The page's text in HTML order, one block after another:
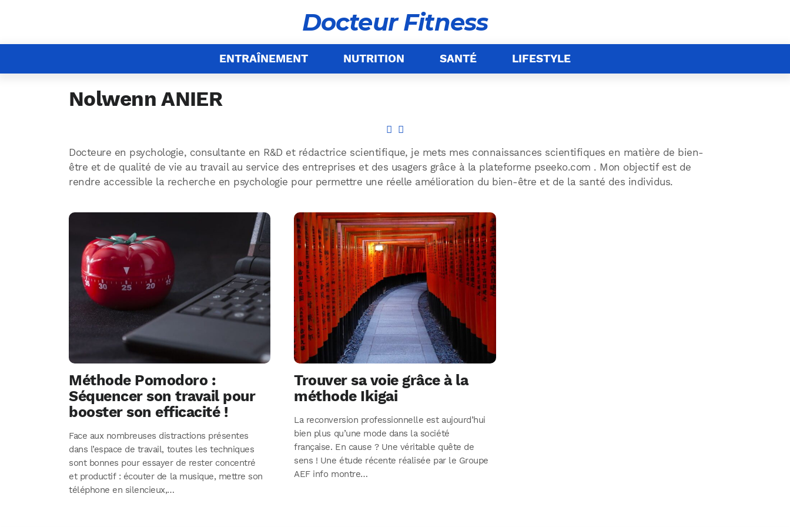
Docteur Fitness
ENTRAÎNEMENT NUTRITION SANTÉ LIFESTYLE
Nolwenn ANIER
Docteure en psychologie, consultante en R&D et rédactrice scientifique, je mets mes connaissances scientifiques en matière de bien-
être et de qualité de vie au travail au service des entreprises et des usagers grâce à la plateforme pseeko.com . Mon objectif est de
rendre accessible la recherche en psychologie pour permettre une réelle amélioration du bien-être et de la santé des individus.
Méthode Pomodoro :
Séquencer son travail pour
booster son efficacité !
Face aux nombreuses distractions présentes
dans l’espace de travail, toutes les techniques
sont bonnes pour essayer de rester concentré
et productif : écouter de la musique, mettre son
téléphone en silencieux,…
Trouver sa voie grâce à la
méthode Ikigai
La reconversion professionnelle est aujourd’hui
bien plus qu’une mode dans la société
française. En cause ? Une véritable quête de
sens ! Une étude récente réalisée par le Groupe
AEF info montre…